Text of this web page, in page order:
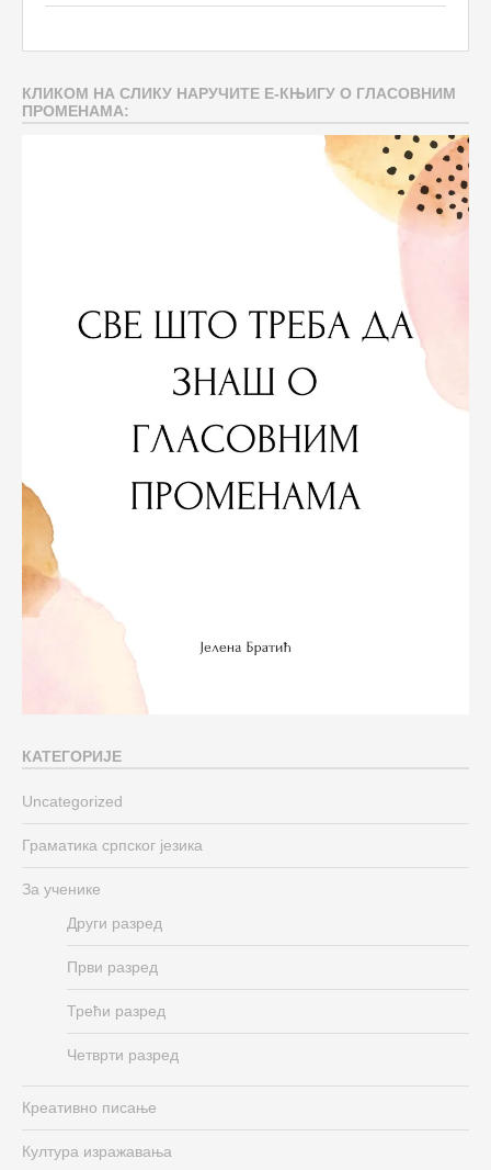
КЛИКОМ НА СЛИКУ НАРУЧИТЕ Е-КЊИГУ О ГЛАСОВНИМ
ПРОМЕНАМА:
КАТЕГОРИЈЕ
Uncategorized
Граматика српског језика
За ученике
Други разред
Први разред
Трећи разред
Четврти разред
Креативно писање
Култура изражавања